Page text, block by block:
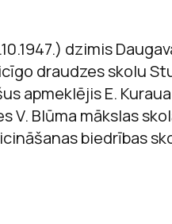
dzimis
draudzes skolu
apmeklējis E.
V. Blūma mākslas
biedrības